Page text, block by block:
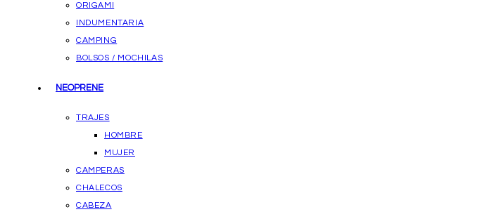
ORIGAMI
INDUMENTARIA
CAMPING
BOLSOS / MOCHILAS
NEOPRENE
TRAJES
HOMBRE
MUJER
CAMPERAS
CHALECOS
CABEZA